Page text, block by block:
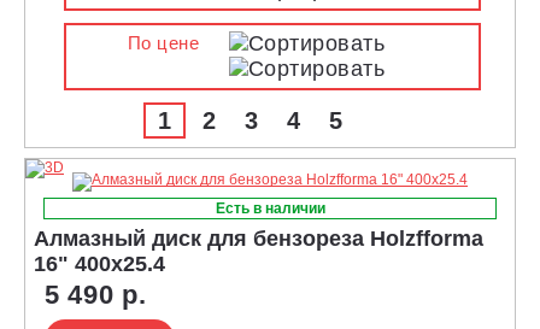
По цене
1 2 3 4 5
Есть в наличии
Алмазный диск для бензореза Holzfforma
16" 400x25.4
5 490 р.